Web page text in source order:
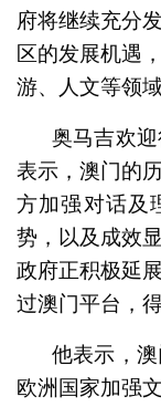
府将继续充分
区的发展机遇
游、人文等领
奥马吉欢
表示，澳门的
方加强对话及
势，以及成效
政府正积极延
过澳门平台，
他表示，
欧洲国家加强